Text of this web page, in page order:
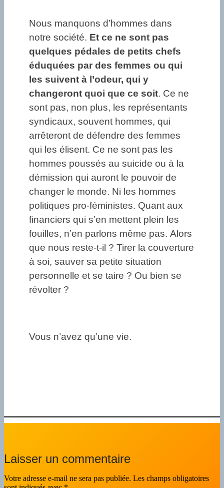
Nous manquons d’hommes dans
notre société. Et ce ne sont pas
quelques pédales de petits chefs
éduquées par des femmes ou qui
les suivent à l’odeur, qui y
changeront quoi que ce soit. Ce ne
sont pas, non plus, les représentants
syndicaux, souvent hommes, qui
arrêteront de défendre des femmes
qui les élisent. Ce ne sont pas les
hommes poussés au suicide ou à la
démission qui auront le pouvoir de
changer le monde. Ni les hommes
politiques pro-féministes. Quant aux
financiers qui s’en mettent plein les
fouilles, n’en parlons même pas. Alors
que nous reste-t-il ? Tirer la couverture
à soi, sauver sa petite situation
personnelle et se taire ? Ou bien se
révolter ?
Vous n’avez qu’une vie.
Laisser un commentaire
Votre adresse e-mail ne sera pas publiée. Les champs obligatoires